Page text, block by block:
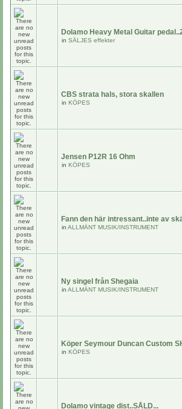
Dolamo Heavy Metal Guitar
in SÄLJES effekter
CBS strata hals, stora skallen
in KÖPES
Jensen P12R 16 Ohm
in KÖPES
Fann den här intressant..inte av
in ALLMÄNT MUSIK/INSTRUMENT
Ny singel från Shegaia
in ALLMÄNT MUSIK/INSTRUMENT
Köper Seymour Duncan Custom
in KÖPES
Dolamo vintage dist..SÅLD...